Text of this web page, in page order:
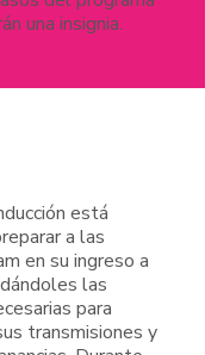
una insignia.
está
a las
en su ingreso a
las
para
transmisiones y